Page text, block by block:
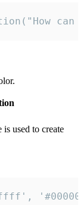
used to create